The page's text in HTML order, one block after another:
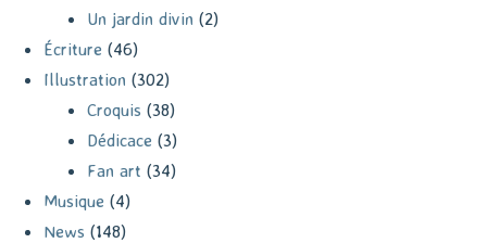
Un jardin divin (2)
Écriture (46)
Illustration (302)
Croquis (38)
Dédicace (3)
Fan art (34)
Musique (4)
News (148)